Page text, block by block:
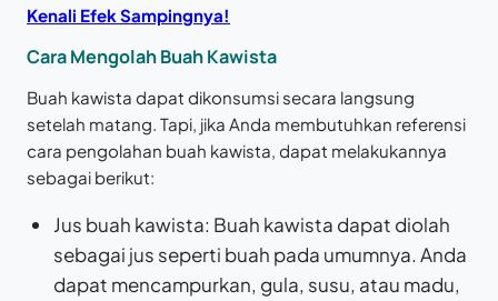
Kenali Efek Sampingnya!
Cara Mengolah Buah Kawista
Buah kawista dapat dikonsumsi secara langsung
setelah matang. Tapi, jika Anda membutuhkan referensi
cara pengolahan buah kawista, dapat melakukannya
sebagai berikut:
Jus buah kawista: Buah kawista dapat diolah
sebagai jus seperti buah pada umumnya. Anda
dapat mencampurkan, gula, susu, atau madu,